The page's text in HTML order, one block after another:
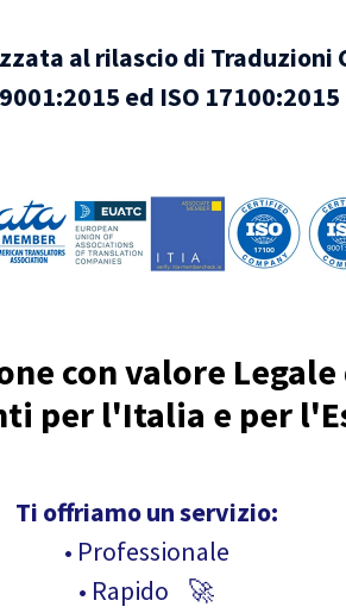
al rilascio di Traduzioni
ed ISO 17100:2015
con valore
per l'Italia e per
Ti offriamo un servizio:
• Professionale
• Rapido 🚀